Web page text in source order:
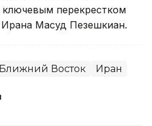
ключевым перекрестком
Масуд Пезешкиан.
Ближний Восток Иран